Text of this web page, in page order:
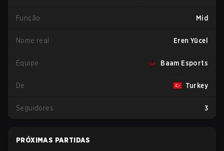
Função Mid
Nome real Eren Yücel
Equipe Baam Esports
De Turkey
Seguidores 3
PRÓXIMAS PARTIDAS